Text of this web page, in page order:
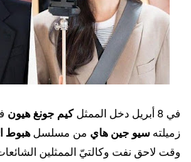
في 8 أبريل دخل الممثل كيم جونغ هيون
زميلته سيو جين هاي من مسلسل هبوط
وقت لاحق نفت وكالتيّ الممثلين